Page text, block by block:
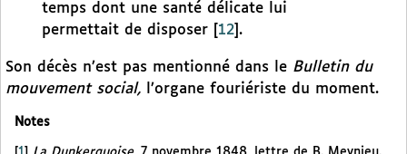
temps dont une santé délicate lui
permettait de disposer
12 .
Son décès n’est pas mentionné dans le Bulletin du
mouvement social,
l’organe fouriériste du moment.
Notes